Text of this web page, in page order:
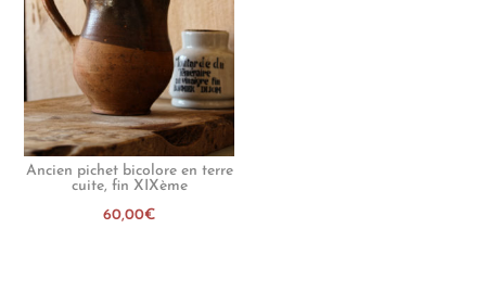
Ancien pichet bicolore en terre
cuite, fin XIXème
60,00€